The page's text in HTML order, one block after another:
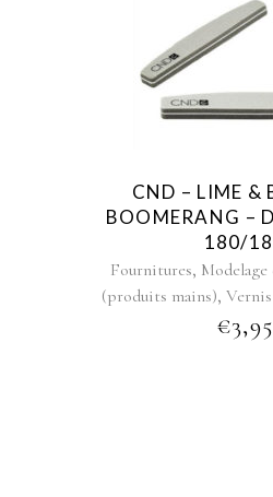
CND – LIME &
BOOMERANG –
180/
Fournitures, Modelage
(produits mains),
€3,95